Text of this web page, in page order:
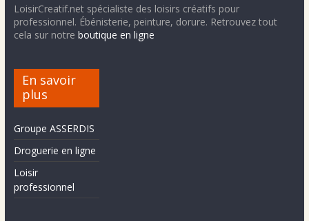
LoisirCreatif.net spécialiste des loisirs créatifs pour
professionnel. Ébénisterie, peinture, dorure. Retrouvez tout
cela sur notre boutique en ligne
En savoir
plus
Groupe ASSERDIS
Droguerie en ligne
Loisir
professionnel